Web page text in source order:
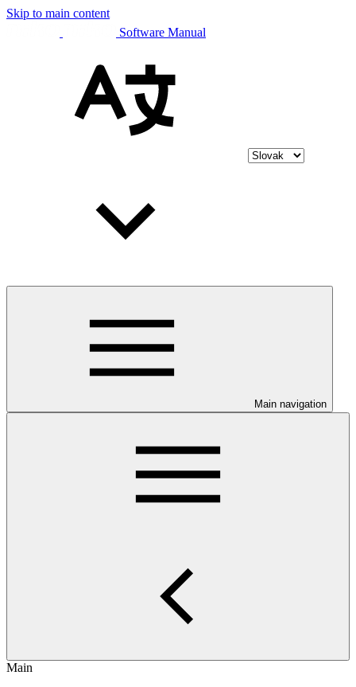
Skip to main content
Software Manual
Main navigation
Main